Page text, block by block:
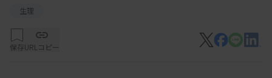
生理
保存URLコピー